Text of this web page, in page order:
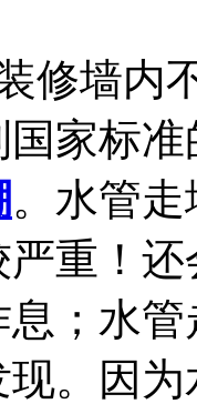
修墙内
家标
。水管
重！
；水管
。因